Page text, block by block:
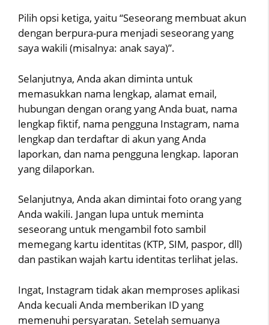
Pilih opsi ketiga, yaitu “Seseorang membuat akun
dengan berpura-pura menjadi seseorang yang
saya wakili (misalnya: anak saya)”.
Selanjutnya, Anda akan diminta untuk
memasukkan nama lengkap, alamat email,
hubungan dengan orang yang Anda buat, nama
lengkap fiktif, nama pengguna Instagram, nama
lengkap dan terdaftar di akun yang Anda
laporkan, dan nama pengguna lengkap. laporan
yang dilaporkan.
Selanjutnya, Anda akan dimintai foto orang yang
Anda wakili. Jangan lupa untuk meminta
seseorang untuk mengambil foto sambil
memegang kartu identitas (KTP, SIM, paspor, dll)
dan pastikan wajah kartu identitas terlihat jelas.
Ingat, Instagram tidak akan memproses aplikasi
Anda kecuali Anda memberikan ID yang
memenuhi persyaratan. Setelah semuanya